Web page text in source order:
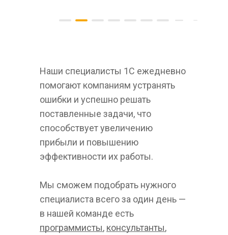
Наши специалисты 1С ежедневно
помогают компаниям устранять
ошибки и успешно решать
поставленные задачи, что
способствует увеличению
прибыли и повышению
эффективности их работы.
Мы сможем подобрать нужного
специалиста всего за один день —
программисты, консультанты